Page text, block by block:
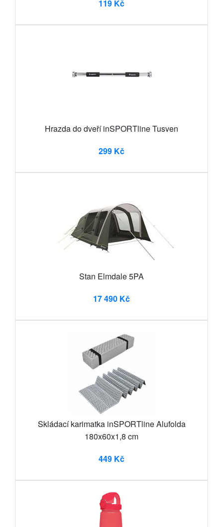
119 Kč
Hrazda do dveří inSPORTline Tusven
299 Kč
Stan Elmdale 5PA
17 490 Kč
Skládací karimatka inSPORTline Alufolda
180x60x1,8 cm
449 Kč